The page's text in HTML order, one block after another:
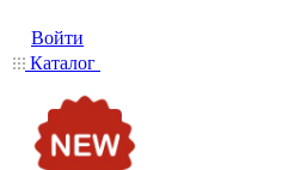
Войти
Каталог